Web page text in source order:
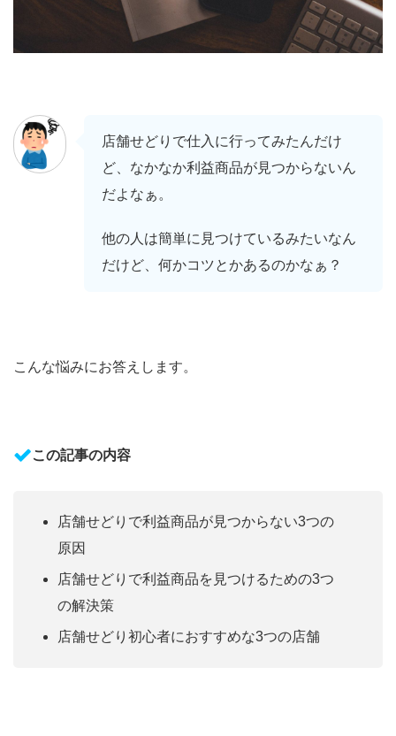
店舗せどりで仕入に行ってみたんだけ
ど、なかなか利益商品が見つからないん
だよなぁ。
他の人は簡単に見つけているみたいなん
だけど、何かコツとかあるのかなぁ？
こんな悩みにお答えします。
この記事の内容
店舗せどりで利益商品が見つからない3つの
原因
店舗せどりで利益商品を見つけるための3つ
の解決策
店舗せどり初心者におすすめな3つの店舗